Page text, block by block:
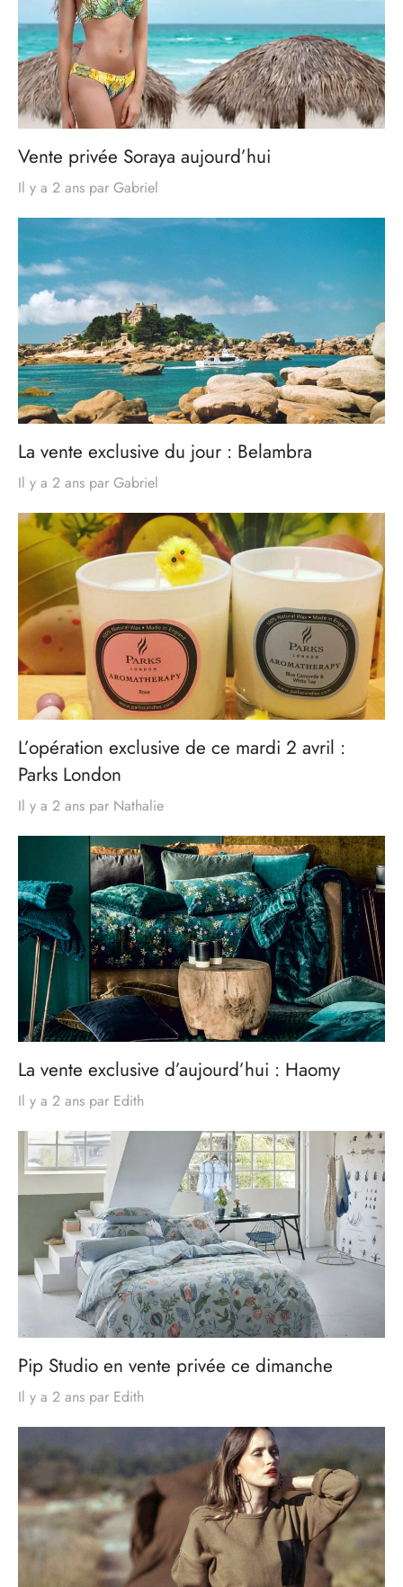
Vente privée Soraya aujourd’hui
Il y a 2 ans par Gabriel
La vente exclusive du jour : Belambra
Il y a 2 ans par Gabriel
L’opération exclusive de ce mardi 2 avril :
Parks London
Il y a 2 ans par Nathalie
La vente exclusive d’aujourd’hui : Haomy
Il y a 2 ans par Edith
Pip Studio en vente privée ce dimanche
Il y a 2 ans par Edith